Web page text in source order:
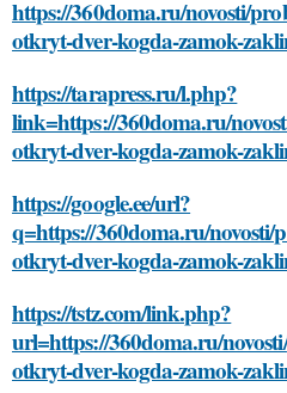
https://360doma.ru/novosti/
otkryt-dver-kogda-zamok-
https://tarapress.ru/l.php?
link=https://360doma.ru/
otkryt-dver-kogda-zamok-
https://google.ee/url?
q=https://360doma.ru/novosti/
otkryt-dver-kogda-zamok-
https://tstz.com/link.php?
url=https://360doma.ru/
otkryt-dver-kogda-zamok-